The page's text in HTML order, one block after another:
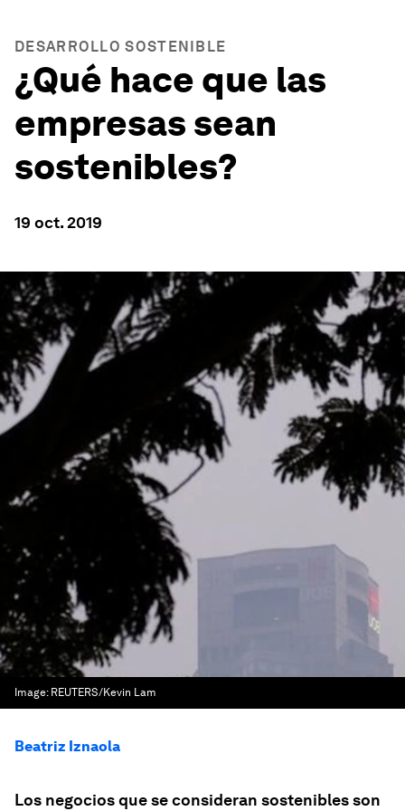
DESARROLLO SOSTENIBLE
¿Qué hace que las
empresas sean
sostenibles?
19 oct. 2019
Image: REUTERS/Kevin Lam
Beatriz Iznaola
Los negocios que se consideran sostenibles son